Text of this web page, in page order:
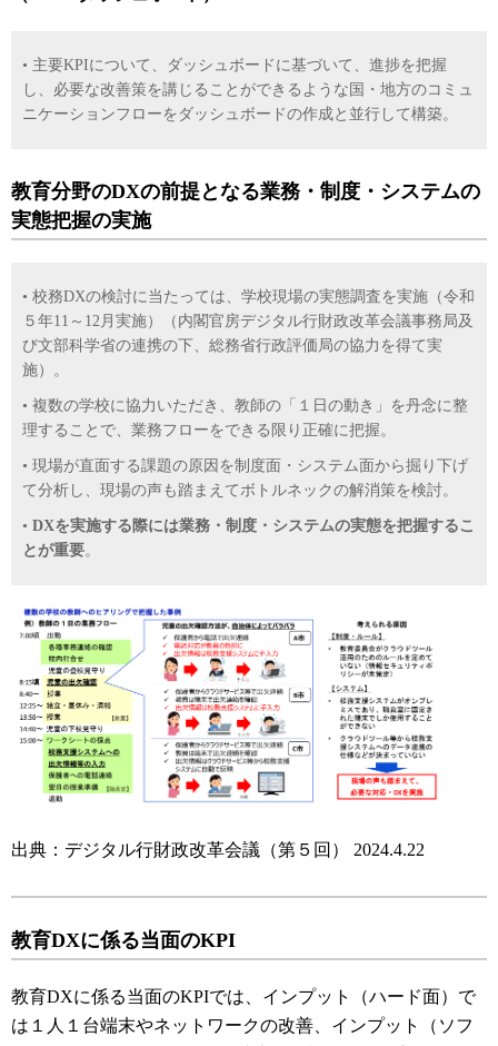
• 主要KPIについて、ダッシュボードに基づいて、進捗を把握
し、必要な改善策を講じることができるような国・地方のコミュ
ニケーションフローをダッシュボードの作成と並行して構築。
教育分野のDXの前提となる業務・制度・システムの
実態把握の実施
• 校務DXの検討に当たっては、学校現場の実態調査を実施（令和
５年11～12月実施）（内閣官房デジタル行財政改革会議事務局及
び文部科学省の連携の下、総務省行政評価局の協力を得て実
施）。
• 複数の学校に協力いただき、教師の「１日の動き」を丹念に整
理することで、業務フローをできる限り正確に把握。
• 現場が直面する課題の原因を制度面・システム面から掘り下げ
て分析し、現場の声も踏まえてボトルネックの解消策を検討。
• DXを実施する際には業務・制度・システムの実態を把握するこ
とが重要。
出典：デジタル行財政改革会議（第５回） 2024.4.22
教育DXに係る当面のKPI
教育DXに係る当面のKPIでは、インプット（ハード面）で
は１人１台端末やネットワークの改善、インプット（ソフ